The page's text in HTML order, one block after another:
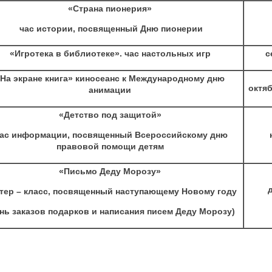
«Страна пионерия»
час истории, посвященный Дню пионерии
«Игротека в библиотеке». час настольных игр
экране книга» киносеанс к Международному дню
анимации
«Детство под защитой»
информации, посвященный Всероссийскому дню
правовой помощи детям
«Письмо Деду Морозу»
– класс, посвященный наступающему Новому году
заказов подарков и написания писем Деду Морозу)